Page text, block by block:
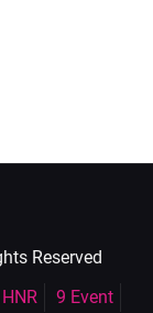
Reserved
9 Event